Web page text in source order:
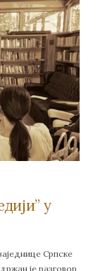
у
Српске
је разговор